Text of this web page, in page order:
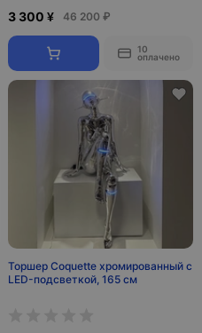
3 300 ¥ 46 200 ₽
10
оплачено
Торшер Coquette хромированный с
LED-подсветкой, 165 см